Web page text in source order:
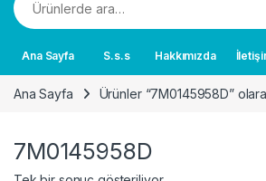
Ana Sayfa S.s.s Hakkımızda
Ana Sayfa Ürünler “7M0145958D”
7M0145958D